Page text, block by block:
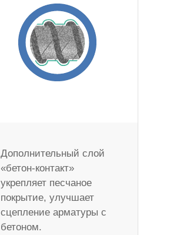
Дополнительный слой
«бетон-контакт»
укрепляет песчаное
покрытие, улучшает
сцепление арматуры с
бетоном.